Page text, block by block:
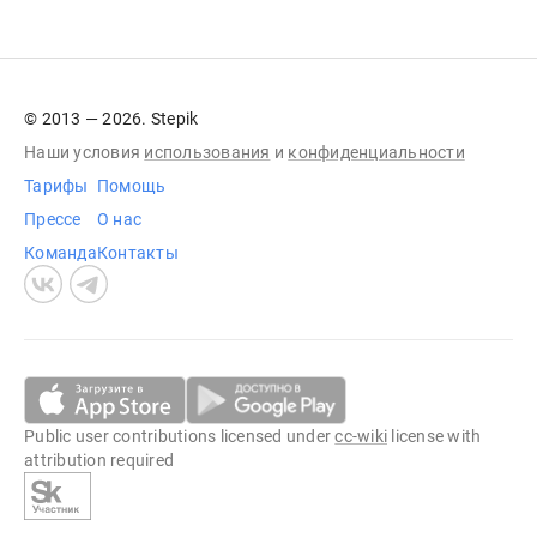
© 2013 — 2026. Stepik
Наши условия использования и конфиденциальности
Тарифы
Прессе
Команда
Помощь
О нас
Контакты
Public user contributions licensed undercc-wiki license with
attribution required